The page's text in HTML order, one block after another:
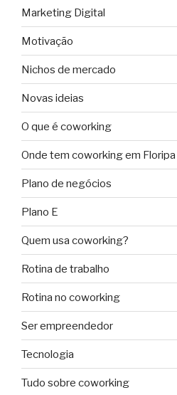
Marketing Digital
Motivação
Nichos de mercado
Novas ideias
O que é coworking
Onde tem coworking em Floripa
Plano de negócios
Plano E
Quem usa coworking?
Rotina de trabalho
Rotina no coworking
Ser empreendedor
Tecnologia
Tudo sobre coworking